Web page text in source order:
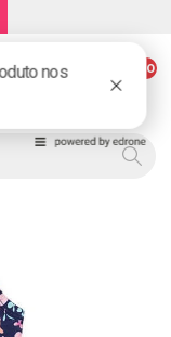
ONLINE.
00